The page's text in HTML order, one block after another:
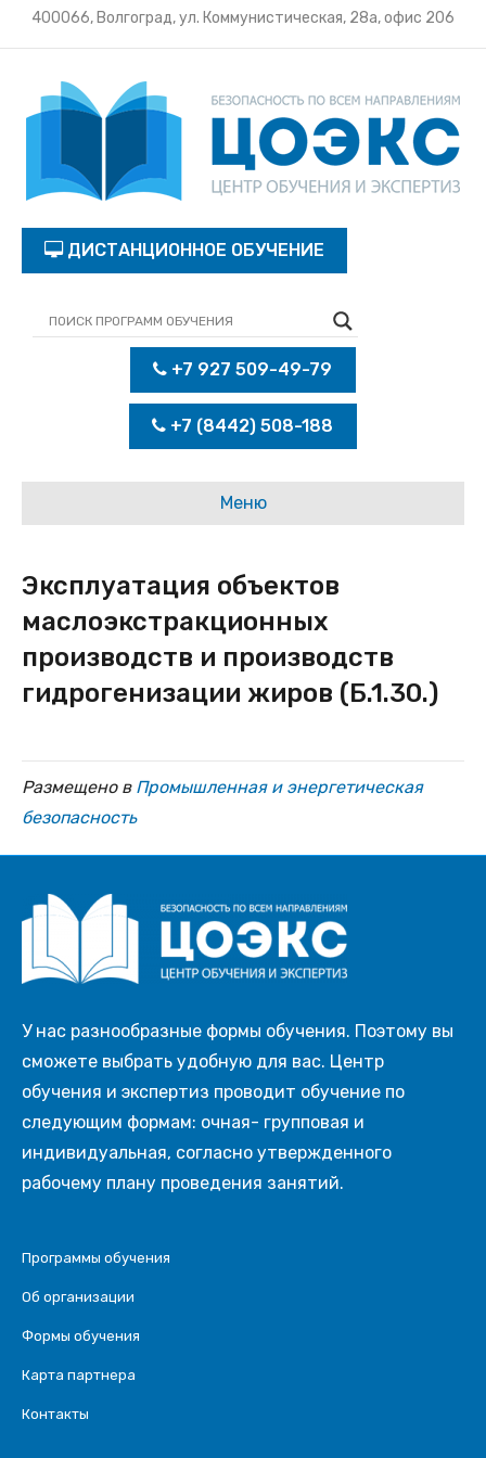
400066, Волгоград, ул. Коммунистическая, 28а, офис 206
ДИСТАНЦИОННОЕ ОБУЧЕНИЕ
+7 927 509-49-79
+7 (8442) 508-188
Меню
Эксплуатация объектов
маслоэкстракционных
производств и производств
гидрогенизации жиров (Б.1.30.)
Размещено в Промышленная и энергетическая
безопасность
У нас разнообразные формы обучения. Поэтому вы
сможете выбрать удобную для вас. Центр
обучения и экспертиз проводит обучение по
следующим формам: очная- групповая и
индивидуальная, согласно утвержденного
рабочему плану проведения занятий.
Программы обучения
Об организации
Формы обучения
Карта партнера
Контакты